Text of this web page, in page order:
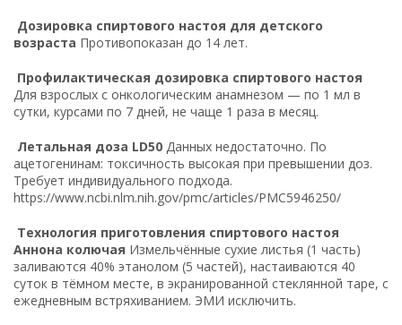
Дозировка спиртового настоя для детского
возраста Противопоказан до 14 лет.
Профилактическая дозировка спиртового настоя
Для взрослых с онкологическим анамнезом — по 1 мл в
сутки, курсами по 7 дней, не чаще 1 раза в месяц.
Летальная доза LD50 Данных недостаточно. По
ацетогенинам: токсичность высокая при превышении доз.
Требует индивидуального подхода.
https://www.ncbi.nlm.nih.gov/pmc/articles/PMC5946250/
Технология приготовления спиртового настоя
Аннона колючая Измельчённые сухие листья (1 часть)
заливаются 40% этанолом (5 частей), настаиваются 40
суток в тёмном месте, в экранированной стеклянной таре, с
ежедневным встряхиванием. ЭМИ исключить.